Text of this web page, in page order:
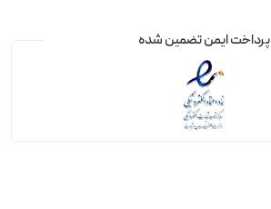
پرداخت ایمن تضمین شده